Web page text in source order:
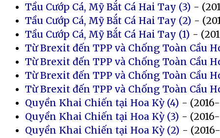
Tầu Cướp Cá, Mỹ Bắt Cá Hai Tay (3) -
Tầu Cướp Cá, Mỹ Bắt Cá Hai Tay (2) -
Tầu Cướp Cá, Mỹ Bắt Cá Hai Tay (1) -
Từ Brexit đến TPP và Chống Toàn Cầu
Từ Brexit đến TPP và Chống Toàn Cầu
Từ Brexit đến TPP và Chống Toàn Cầu
Từ Brexit đến TPP và Chống Toàn Cầu
Quyền Khai Chiến tại Hoa Kỳ (4) -
Quyền Khai Chiến tại Hoa Kỳ (3) -
Quyền Khai Chiến tại Hoa Kỳ (2) -